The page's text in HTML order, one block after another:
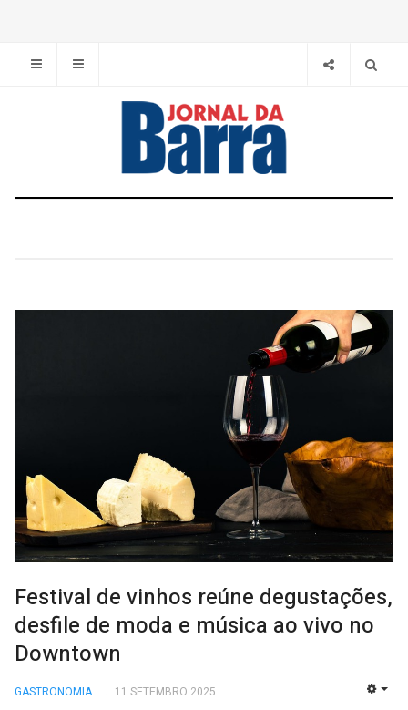
Festival de vinhos reúne degustações,
desfile de moda e música ao vivo no
Downtown
GASTRONOMIA 11 SETEMBRO 2025